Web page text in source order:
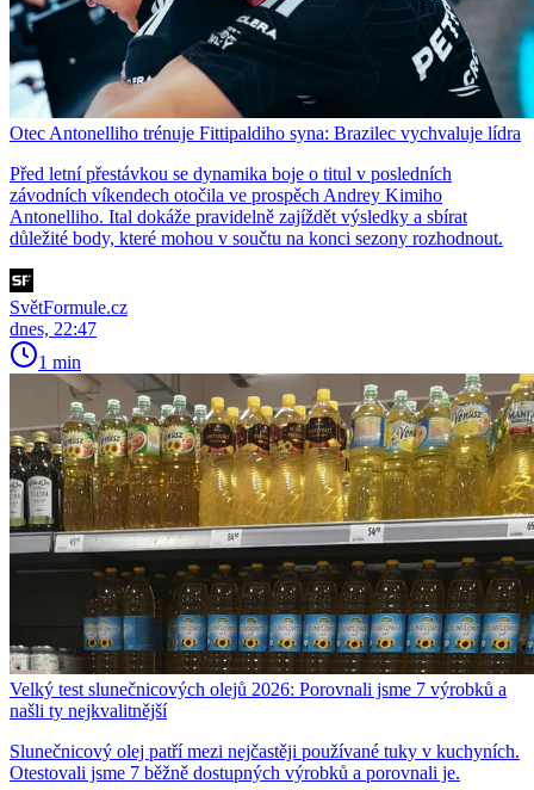
Otec Antonelliho trénuje Fittipaldiho syna: Brazilec vychvaluje lídra
Před letní přestávkou se dynamika boje o titul v posledních
závodních víkendech otočila ve prospěch Andrey Kimiho
Antonelliho. Ital dokáže pravidelně zajíždět výsledky a sbírat
důležité body, které mohou v součtu na konci sezony rozhodnout.
SvětFormule.cz
dnes, 22:47
1 min
Velký test slunečnicových olejů 2026: Porovnali jsme 7 výrobků a
našli ty nejkvalitnější
Slunečnicový olej patří mezi nejčastěji používané tuky v kuchyních.
Otestovali jsme 7 běžně dostupných výrobků a porovnali je.